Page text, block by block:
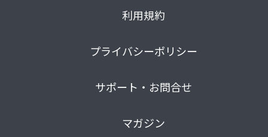
利用規約
プライバシーポリシー
サポート・お問合せ
マガジン